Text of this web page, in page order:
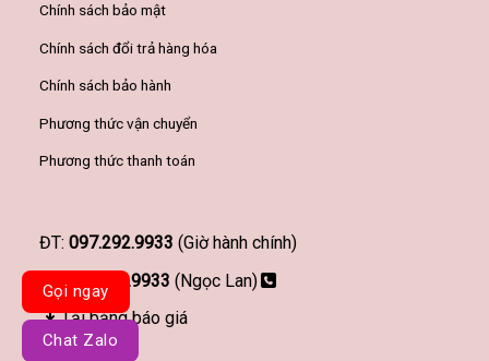
Chính sách bảo mật
Chính sách đổi trả hàng hóa
Chính sách bảo hành
Phương thức vận chuyển
Phương thức thanh toán
ĐT: 097.292.9933 (Giờ hành chính)
097.292.9933 (Ngọc Lan)
Tải bảng báo giá
Gọi ngay
Chat Zalo